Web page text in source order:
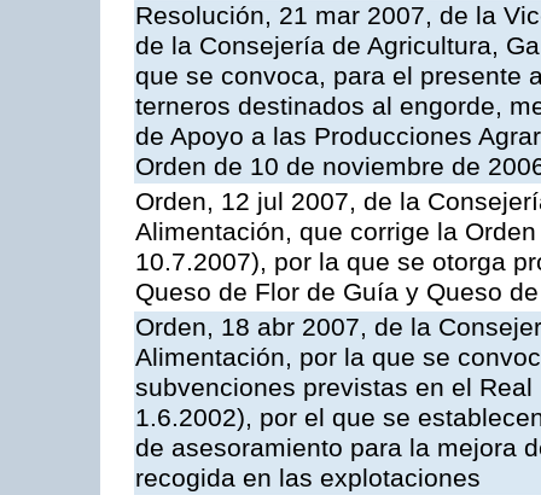
Resolución, 21 mar 2007, de la
de la Consejería de Agricultura,
que se convoca, para el presente
terneros destinados al engorde,
de Apoyo a las Producciones
Orden de 10 de noviembre de
Orden, 12 jul 2007, de la
Alimentación, que corrige la
10.7.2007), por la que se otorga
Queso de Flor de Guía y Queso
Orden, 18 abr 2007, de la
Alimentación, por la que se
subvenciones previstas en el
1.6.2002), por el que se
de asesoramiento para la mejora
recogida en las explotaciones